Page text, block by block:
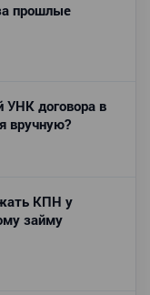
прошлые
УНК договора в
вручную?
КПН у
займу